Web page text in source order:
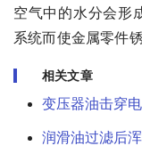
空气中的水分会形
系统而使金属零件
相关文章
变压器油击穿
润滑油过滤后